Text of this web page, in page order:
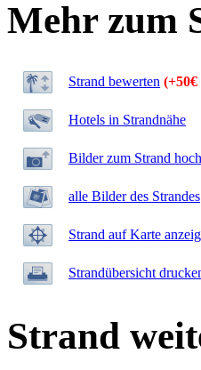
Mehr zum
Strand bewerten (+50€
Hotels in Strandnähe
Bilder zum Strand
alle Bilder des Strandes
Strand auf Karte
Strandübersicht
Strand